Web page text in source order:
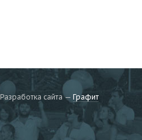
Разработка сайта — Графит